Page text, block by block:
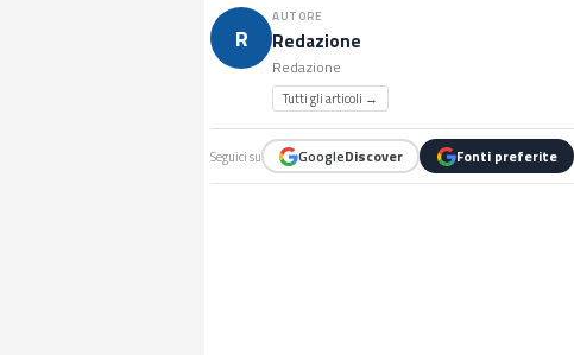
R
AUTORE
Redazione
Redazione
Tutti gli articoli →
Seguici su GoogleDiscover Fonti preferite